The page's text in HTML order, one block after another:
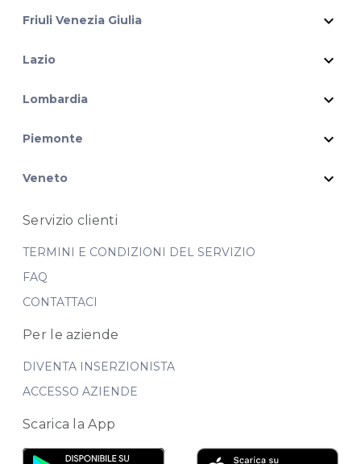
Friuli Venezia Giulia expand_more
Lazio expand_more
Lombardia expand_more
Piemonte expand_more
Veneto expand_more
Servizio clienti
TERMINI E CONDIZIONI DEL SERVIZIO
FAQ
CONTATTACI
Per le aziende
DIVENTA INSERZIONISTA
ACCESSO AZIENDE
Scarica la App